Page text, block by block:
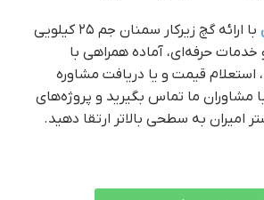
با ارائه گچ زیرکار سمنان جم ۲۵ کیلویی
حرفه‌ای، آماده همراهی با
قیمت و یا دریافت مشاوره
مشاوران ما تماس بگیرید و پروژه‌های
امیران به سطحی بالاتر ارتقا دهید.